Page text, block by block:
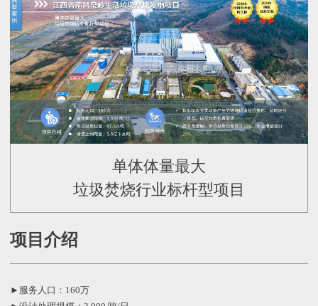
JUBUQIHOU-SHOP
单体体量最大
垃圾焚烧行业标杆型项目
项目介绍
►服务人口：160万